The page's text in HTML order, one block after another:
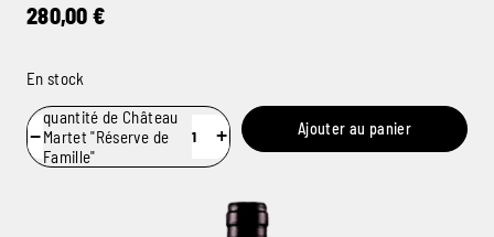
280,00 €
En stock
−
quantité de Château
Martet "Réserve de
Famille"
+ Ajouter au panier